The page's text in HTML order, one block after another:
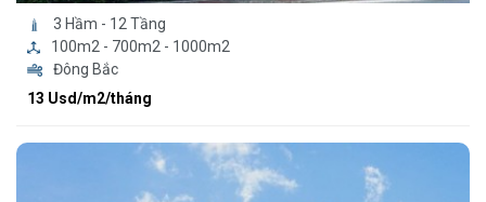
3 Hầm - 12 Tầng
100m2 - 700m2 - 1000m2
Đông Bắc
13 Usd/m2/tháng